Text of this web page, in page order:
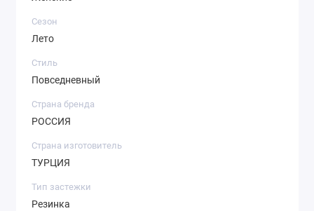
Сезон
Лето
Стиль
Повседневный
Страна бренда
РОССИЯ
Страна изготовитель
ТУРЦИЯ
Тип застежки
Резинка